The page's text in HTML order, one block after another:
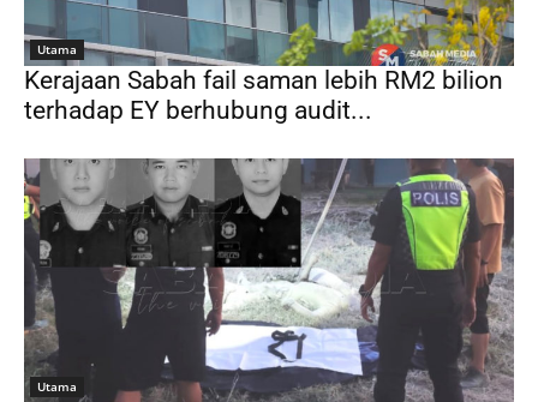
Utama
Kerajaan Sabah fail saman lebih RM2 bilion
terhadap EY berhubung audit...
Utama